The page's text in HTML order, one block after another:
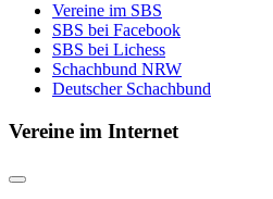
Vereine im SBS
SBS bei Facebook
SBS bei Lichess
Schachbund NRW
Deutscher Schachbund
Vereine im Internet